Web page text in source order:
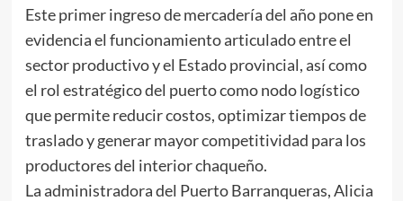
Este primer ingreso de mercadería del año pone en
evidencia el funcionamiento articulado entre el
sector productivo y el Estado provincial, así como
el rol estratégico del puerto como nodo logístico
que permite reducir costos, optimizar tiempos de
traslado y generar mayor competitividad para los
productores del interior chaqueño.
La administradora del Puerto Barranqueras, Alicia